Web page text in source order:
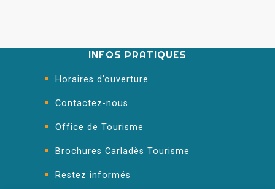
INFOS PRATIQUES
Horaires d’ouverture
Contactez-nous
Office de Tourisme
Brochures Carladès Tourisme
Restez informés